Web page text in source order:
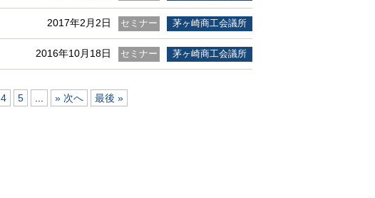
茅ヶ崎商工会議所
セミナー
2017年2月2日
茅ヶ崎商工会議所
セミナー
2016年10月18日
4 5 » 次へ 最後 »